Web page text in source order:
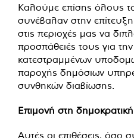
Καλούμε επίσης όλους
συνέβαλαν στην
στις περιοχές μας να
προσπάθειές τους για
κατεστραμμένων
παροχής δημόσιων
συνθηκών διαβίωσης.
Επιμονή στη
Αυτές οι επιθέσεις, όσο